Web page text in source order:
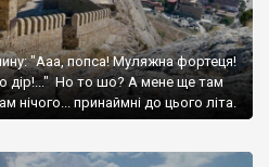
"Ааа, попса! Муляжна фортеця!
дір!..." Но то шо? А мене ще там
нічого... принаймні до цього літа.